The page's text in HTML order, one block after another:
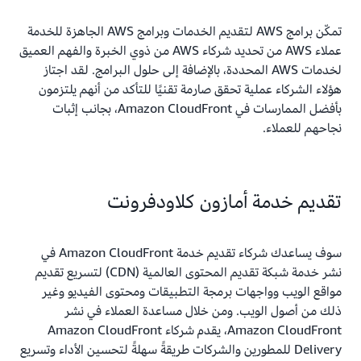
تمكّن برامج AWS لتقديم الخدمات وبرامج AWS الجاهزة للخدمة
عملاء AWS من تحديد شركاء AWS من ذوي الخبرة والفهم العميق
لخدمات AWS المحددة، بالإضافة إلى حلول البرامج. لقد اجتاز
هؤلاء الشركاء عملية تحقق صارمة تقنيًا للتأكد من أنهم يلتزمون
بأفضل الممارسات في Amazon CloudFront، بجانب إثبات
نجاحهم للعملاء.
تقديم خدمة أمازون كلاودفرونت
سوف يساعدك ‏شركاء تقديم خدمة Amazon CloudFront‏ في
نشر خدمة شبكة تقديم المحتوى العالمية (CDN) لتسريع تقديم
مواقع الويب وواجهات برمجة التطبيقات ومحتوى الفيديو وغير
ذلك من أصول الويب. ومن خلال مساعدة العملاء في نشر
Amazon CloudFront، يقدم شركاء Amazon CloudFront
Delivery للمطورين والشركات طريقةً سهلةً لتحسين الأداء وتسريع